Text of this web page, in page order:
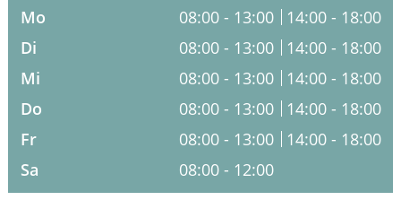
Ratgeber
ELTERN UND KIND
GESUND IM ALTER
Mo 08:00 - 13:00
14:00 - 18:00
Di
08:00 - 13:00
14:00 - 18:00
Mi
08:00 - 13:00
14:00 - 18:00
Do
08:00 - 13:00
14:00 - 18:00
Fr
08:00 - 13:00
14:00 - 18:00
Sa
08:00 - 12:00